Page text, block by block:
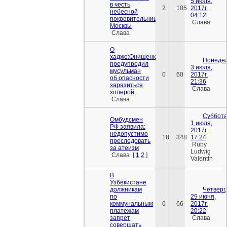
в честь
небесной
покровительницы
Москвы
Слава
2 105 2017г.
04:12
Слава
О
хадже:Онищенко
предупредил
мусульман
об опасности
заразиться
холерой
Слава
0 60
3 июля,
2017г.
21:36
Слава
Омбудсмен
РФ заявила:
недопустимо
преследовать
за атеизм
Слава [ 1 2 ]
18 348
1 июля,
2017г.
17:24
Ruby
Ludwig
Valentin
В
Узбекистане
должникам
по
коммунальным
платежам
запрет
совершать
0 66
Четверг,
29 июня,
2017г.
20:22
Слава